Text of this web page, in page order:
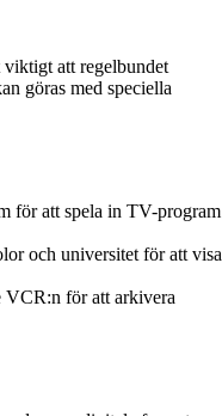
att regelbundet
göras med speciella
för att spela in TV-program
och universitet för att visa
VCR:n för att arkivera